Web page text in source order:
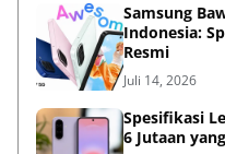
Samsung
Indonesia:
Resmi
Juli 14, 2026
Spesifikasi
6 Jutaan